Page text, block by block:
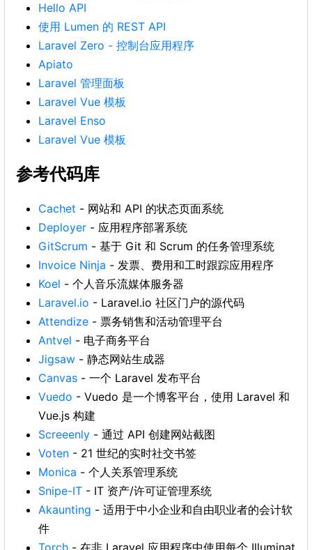
Hello API
使用 Lumen 的 REST API
Laravel Zero - 控制台应用程序
Apiato
Laravel 管理面板
Laravel Vue 模板
Laravel Enso
Laravel Vue 模板
参考代码库
Cachet - 网站和 API 的状态页面系统
Deployer - 应用程序部署系统
GitScrum - 基于 Git 和 Scrum 的任务管理系统
Invoice Ninja - 发票、费用和工时跟踪应用程序
Koel - 个人音乐流媒体服务器
Laravel.io - Laravel.io 社区门户的源代码
Attendize - 票务销售和活动管理平台
Antvel - 电子商务平台
Jigsaw - 静态网站生成器
Canvas - 一个 Laravel 发布平台
Vuedo - Vuedo 是一个博客平台，使用 Laravel 和
Vue.js 构建
Screeenly - 通过 API 创建网站截图
Voten - 21 世纪的实时社交书签
Monica - 个人关系管理系统
Snipe-IT - IT 资产/许可证管理系统
Akaunting - 适用于中小企业和自由职业者的会计软
件
Torch - 在非 Laravel 应用程序中使用每个 Illuminat